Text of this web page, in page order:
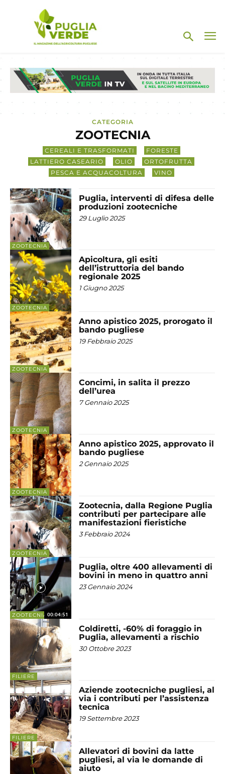
CATEGORIA
ZOOTECNIA
CEREALI E TRASFORMATI
FORESTE
LATTIERO CASEARIO
OLIO
ORTOFRUTTA
PESCA E ACQUACOLTURA
VINO
ZOOTECNIA
Puglia, interventi di difesa delle
produzioni zootecniche
29 Luglio 2025
ZOOTECNIA
Apicoltura, gli esiti
dell’istruttoria del bando
regionale 2025
1 Giugno 2025
ZOOTECNIA
Anno apistico 2025, prorogato il
bando pugliese
19 Febbraio 2025
ZOOTECNIA
Concimi, in salita il prezzo
dell’urea
7 Gennaio 2025
ZOOTECNIA
Anno apistico 2025, approvato il
bando pugliese
2 Gennaio 2025
ZOOTECNIA
Zootecnia, dalla Regione Puglia
contributi per partecipare alle
manifestazioni fieristiche
3 Febbraio 2024
ZOOTECNIA 00:04:51
Puglia, oltre 400 allevamenti di
bovini in meno in quattro anni
23 Gennaio 2024
FILIERE
Coldiretti, -60% di foraggio in
Puglia, allevamenti a rischio
30 Ottobre 2023
FILIERE
Aziende zootecniche pugliesi, al
via i contributi per l’assistenza
tecnica
19 Settembre 2023
Allevatori di bovini da latte
pugliesi, al via le domande di
aiuto